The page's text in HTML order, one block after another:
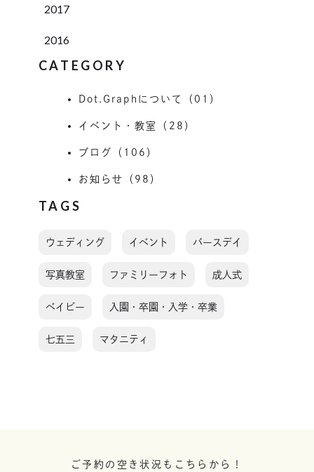
2017
2016
CATEGORY
Dot.Graphについて（01）
イベント・教室（28）
ブログ（106）
お知らせ（98）
TAGS
ウェディング イベント バースデイ
写真教室 ファミリーフォト 成人式
ベイビー 入園・卒園・入学・卒業
七五三 マタニティ
ご予約の空き状況もこちらから！